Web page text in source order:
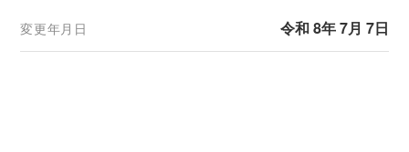
変更年月日 令和 8年 7月 7日